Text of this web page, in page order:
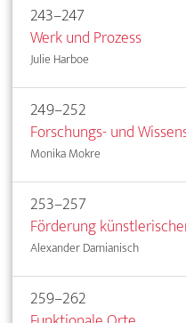
243–247
Werk und Prozess
Julie Harboe
249–252
Forschungs- und
Monika Mokre
253–257
Förderung
Alexander Damianisch
259–262